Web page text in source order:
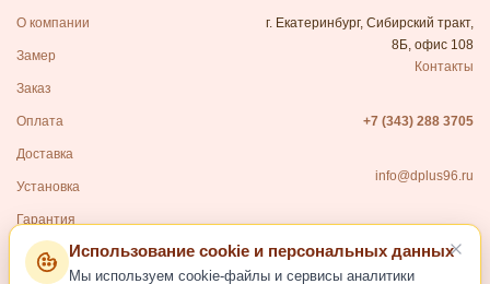
О компании
Замер
Заказ
Оплата
Доставка
Установка
Гарантия
г. Екатеринбург, Сибирский тракт,
8Б, офис 108
Контакты
+7 (343) 288 3705
info@dplus96.ru
КаталогИспользование cookie и персональных данных
Мы используем cookie-файлы и сервисы аналитики